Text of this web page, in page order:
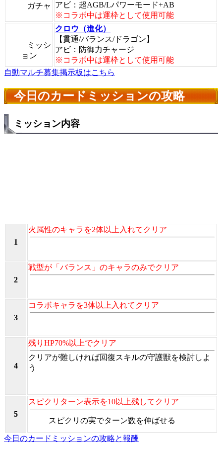
ガチャ
アビ：超AGB/Lパワーモード+AB
※コラボ中は運枠として使用可能
ミッシ
ョン
クロウ（進化）
【貫通/バランス/ドラゴン】
アビ：防御力チャージ
※コラボ中は運枠として使用可能
自動マルチ募集掲示板はこちら
今日のカードミッションの攻略
ミッション内容
1
火属性のキャラを2体以上入れてクリア
2
戦型が「バランス」のキャラのみでクリア
3
コラボキャラを3体以上入れてクリア
4
残りHP70%以上でクリア
クリアが難しければ回復スキルの守護獣を検討しよ
う
5
スピクリターン表示を10以上残してクリア
スピクリの実でターン数を伸ばせる
今日のカードミッションの攻略と報酬